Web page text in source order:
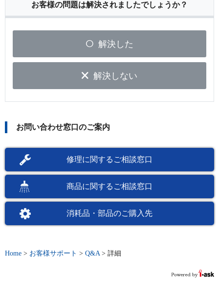
お客様の問題は解決されましたでしょうか？
解決した
解決しない
お問い合わせ窓口のご案内
修理に関するご相談窓口
商品に関するご相談窓口
消耗品・部品のご購入先
Home > お客様サポート > Q&A > 詳細